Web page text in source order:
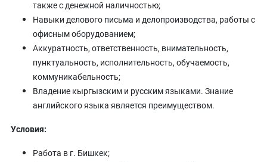
также с денежной наличностью;
Навыки делового письма и делопроизводства, работы с
офисным оборудованием;
Аккуратность, ответственность, внимательность,
пунктуальность, исполнительность, обучаемость,
коммуникабельность;
Владение кыргызским и русским языками. Знание
английского языка является преимуществом.
Условия:
Работа в г. Бишкек;